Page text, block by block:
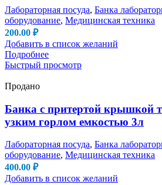
Лабораторная посуда, Банка
оборудование, Медицинская техника
200.00 ₽
Добавить в список желаний
Подробнее
Быстрый просмотр
Продано
Банка с притертой крышкой
узким горлом емкостью 3л
Лабораторная посуда, Банка
оборудование, Медицинская техника
400.00 ₽
Добавить в список желаний